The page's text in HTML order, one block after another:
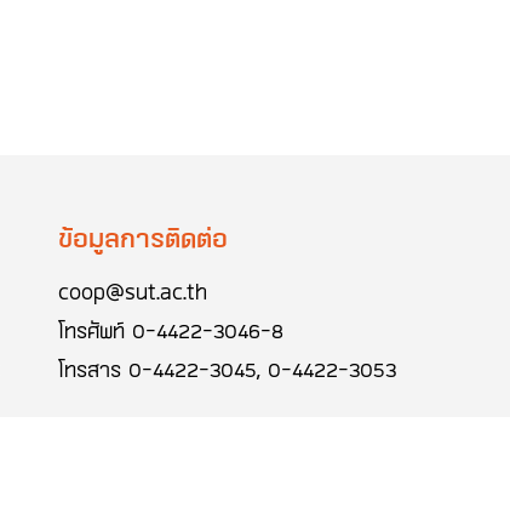
ข้อมูลการติดต่อ
coop@sut.ac.th
โทรศัพท์ 0-4422-3046-8
โทรสาร 0-4422-3045, 0-4422-3053